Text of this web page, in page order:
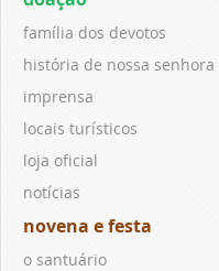
família dos devotos
história de nossa senhora
imprensa
locais turísticos
loja oficial
notícias
novena e festa
o santuário